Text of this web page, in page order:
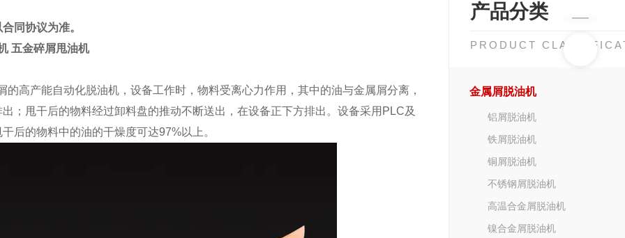
产品分类
PRODUCT
金属屑脱油机
铝屑脱油机
铁屑脱油机
铜屑脱油机
不锈钢屑脱油机
高温合金屑脱油机
镍合金屑脱油机
同协议为准。
五金碎屑甩油机
高产能自动化脱油机，设备工作时，物料受离心力作用，其中的油与金属屑分离，
；甩干后的物料经过卸料盘的推动不断送出，在设备正下方排出。设备采用PLC及
后的物料中的油的干燥度可达97%以上。